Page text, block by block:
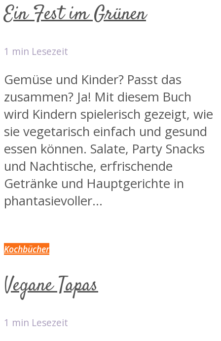
Ein Fest im Grünen
1 min Lesezeit
Gemüse und Kinder? Passt das
zusammen? Ja! Mit diesem Buch
wird Kindern spielerisch gezeigt, wie
sie vegetarisch einfach und gesund
essen können. Salate, Party Snacks
und Nachtische, erfrischende
Getränke und Hauptgerichte in
phantasievoller...
Kochbücher
Vegane Tapas
1 min Lesezeit